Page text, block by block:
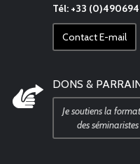
Tél: +33
Contact E-mail
DONS &
Je soutiens la
des séminaristes